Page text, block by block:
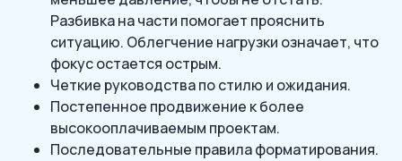
Разбивка на части помогает прояснить
ситуацию. Облегчение нагрузки означает, что
фокус остается острым.
Четкие руководства по стилю и ожидания.
Постепенное продвижение к более
высокооплачиваемым проектам.
Последовательные правила форматирования.